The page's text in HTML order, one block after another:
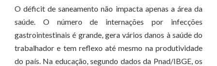
O déficit de saneamento não impacta apenas a área da
saúde. O número de internações por infecções
gastrointestinais é grande, gera vários danos à saúde do
trabalhador e tem reflexo até mesmo na produtividade
do país. Na educação, segundo dados da Pnad/IBGE, os